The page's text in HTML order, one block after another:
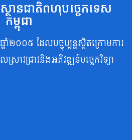
ានជាតិពហុបច្ចេកទេស
កម្ពុជា
ាំ២០០៥ ដែលបច្ចុប្បន្នស្ថិតក្រោមការ
ាវជ្រាវនិងអភិវឌ្ឍន៍បច្ចេកវិទ្យា